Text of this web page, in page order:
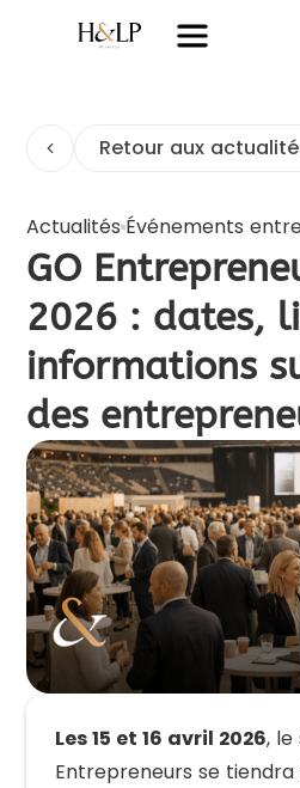
Retour aux
Actualités Événements
GO
2026 : dates,
informations
des
Les 15 et 16 avril 2026, le
Entrepreneurs se tiendra